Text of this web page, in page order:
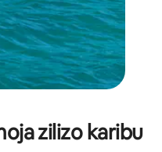
zilizo karibu